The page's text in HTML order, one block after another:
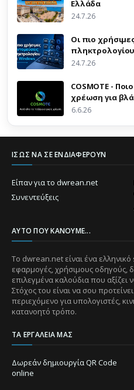
Ελλάδα
24.7.26
Οι πιο
24.7.26
COSMOTE -
χρέωση για
6.6.26
ΊΣΩΣ ΝΑ ΣΕ ΕΝΔΙΑΦΈΡΟΥΝ
Είπαν για το dwrean.net
Συνεντεύξεις
ΑΥΤΌ ΠΟΥ ΚΆΝΟΥΜΕ...
Το dwrean.net είναι ένα
εφαρμογές, χρήσιμους οδηγούς,
επιλεγμένα καλούδια που αξίζει
Στόχος του είναι να σου
περιεχόμενο για υπολογιστές,
κατανοητό τρόπο.
ΤΑ ΕΡΓΑΛΕΊΑ ΜΑΣ
Δωρεάν δημιουργία QR Code
online